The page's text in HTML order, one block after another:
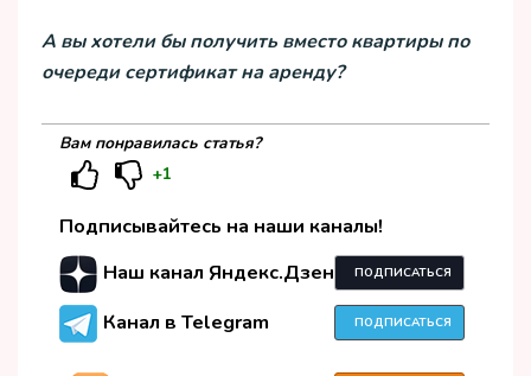
А вы хотели бы получить вместо квартиры по
очереди сертификат на аренду?
Вам понравилась статья?
+1
Подписывайтесь на наши каналы!
Наш канал Яндекс.Дзен
ПОДПИСАТЬСЯ
Канал в Telegram ПОДПИСАТЬСЯ